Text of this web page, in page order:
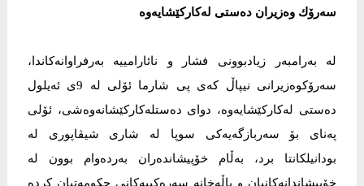
سەرۆك وەزیران دەستی لەكاركێشایەوە
لە بەرامبەر زیادبوونی فشار و نائارامییە بەرفراوانەكاندا،
سەرۆكوەزیرانی نیپاڵ كەی پی شارما ئۆلی لە 9ی ئەیلول
دەستی لەكاركێشایەوە، دوای دەستلەكاركێشانەوەشی، ئۆلی
پەنای بۆ سەربازگەیەكی سوپا لە شاری شیڤاپوری لە
بودانیلكانتا برد، بەڵام خۆپیشاندەران بەردەوام بوون لە
خۆپیشاندانەكانیان و باڵەخانە سەرەكییەكانی حكومەتیان كردە